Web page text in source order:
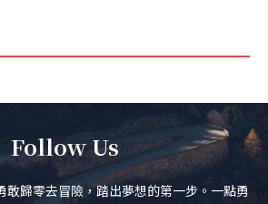
Follow Us
敢歸零去冒險，踏出夢想的第一步。一點勇